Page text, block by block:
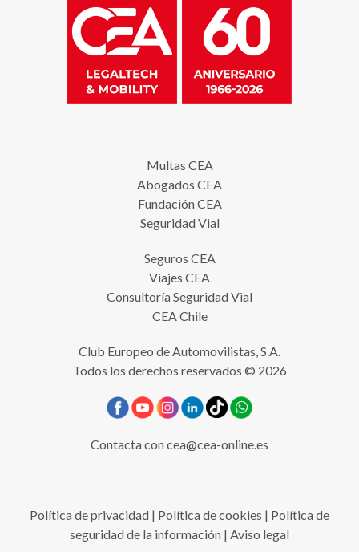
Multas CEA
Abogados CEA
Fundación CEA
Seguridad Vial
Seguros CEA
Viajes CEA
Consultoría Seguridad Vial
CEA Chile
Club Europeo de Automovilistas, S.A.
Todos los derechos reservados © 2026
Contacta concea@cea-online.es
Política de privacidad | Política de cookies | Política de
seguridad de la información | Aviso legal